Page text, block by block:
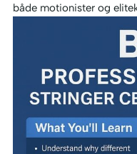
både motionister og